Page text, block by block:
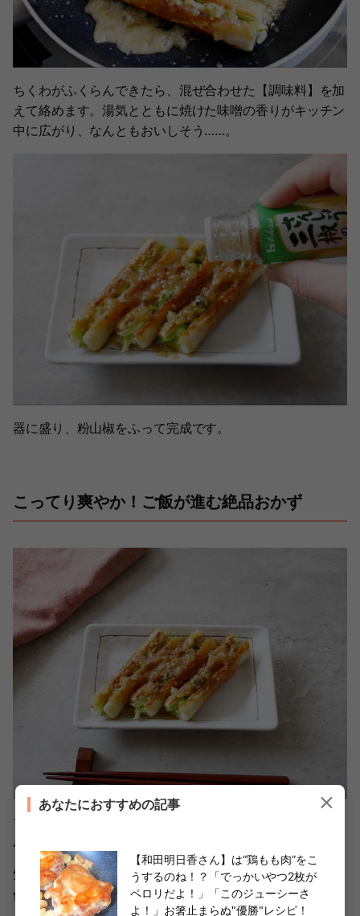
ちくわがふくらんできたら、混ぜ合わせた【調味料】を加
えて絡めます。湯気とともに焼けた味噌の香りがキッチン
中に広がり、なんともおいしそう……。
器に盛り、粉山椒をふって完成です。
こってり爽やか！ご飯が進む絶品おかず
ちくわにタレがしっかり絡んでいてテリッテリ！ビジュア
ルだけで食欲がかき立てられます。
気になるお味は、味噌のコクと豊かな風味が効いていて想
像以上に濃厚。
あなたにおすすめの記事
【和田明日香さん】は“鶏もも肉”をこ
うするのね！？「でっかいやつ2枚が
ペロリだよ！」「このジューシーさ
よ！」お箸止まらぬ"優勝"レシピ！